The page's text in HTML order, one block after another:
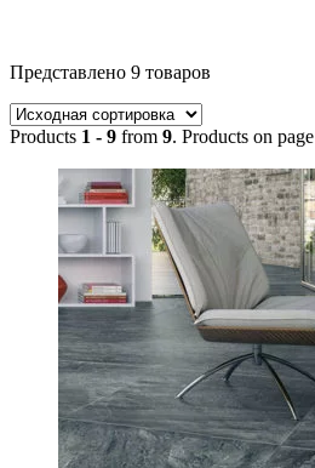
Метки товаров
Индия
(104)
Италия
(399)
Китай
(3)
Польша
(19)
Россия
(26)
Турция
(66)
Испания (797)
Товар Размер
Представлено 9 товаров
Products 1 - 9 from 9. Products on page